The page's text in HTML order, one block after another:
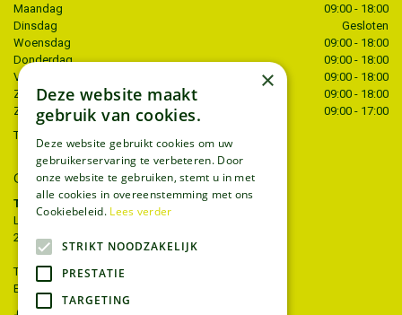
Maandag
09:00 - 18:00
Dinsdag
Gesloten
Woensdag
09:00 - 18:00
Donderdag
09:00 - 18:00
Vrijdag
09:00 - 18:00
Zaterdag
09:00 - 18:00
Zondag
09:00 - 17:00
Toon alle openingstijden
CONTACT
Tuincentrum Thiels
Liersesteenweg 68
2221 Heist-op-den-berg
T.
015 22 27 52
E.
×
Deze website maakt
gebruik van cookies.
Deze website gebruikt cookies om uw
gebruikerservaring te verbeteren. Door
onze website te gebruiken, stemt u in met
alle cookies in overeenstemming met ons
Cookiebeleid. Lees verder
STRIKT NOODZAKELIJK
PRESTATIE
TARGETING